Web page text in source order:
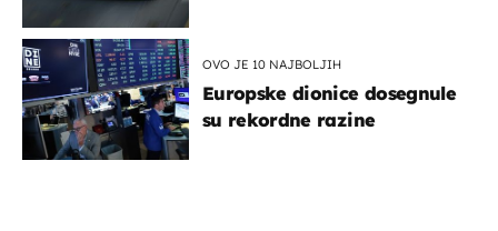
OVO JE 10 NAJBOLJIH
Europske dionice dosegnule
su rekordne razine